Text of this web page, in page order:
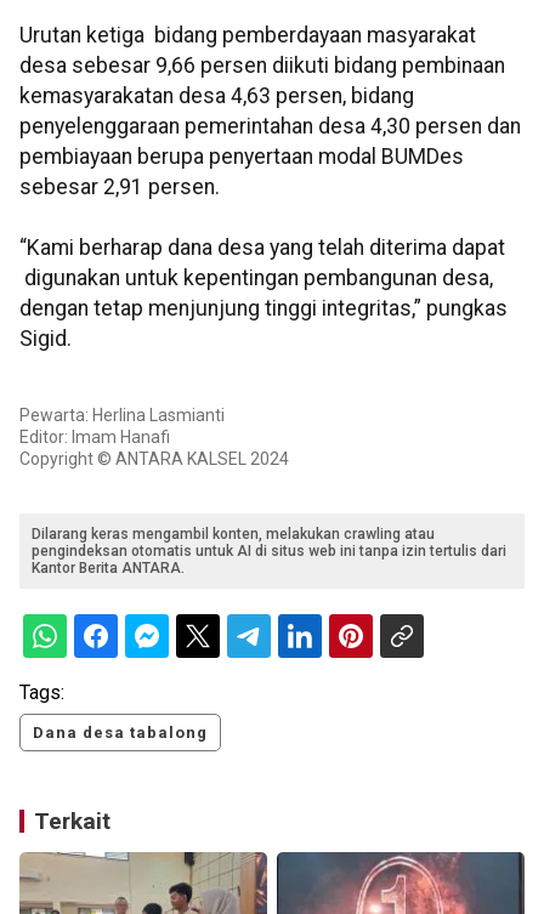
Urutan ketiga bidang pemberdayaan masyarakat
desa sebesar 9,66 persen diikuti bidang pembinaan
kemasyarakatan desa 4,63 persen, bidang
penyelenggaraan pemerintahan desa 4,30 persen dan
pembiayaan berupa penyertaan modal BUMDes
sebesar 2,91 persen.
“Kami berharap dana desa yang telah diterima dapat
digunakan untuk kepentingan pembangunan desa,
dengan tetap menjunjung tinggi integritas,” pungkas
Sigid.
Pewarta: Herlina Lasmianti
Editor: Imam Hanafi
Copyright © ANTARA KALSEL 2024
Dilarang keras mengambil konten, melakukan crawling atau
pengindeksan otomatis untuk AI di situs web ini tanpa izin tertulis dari
Kantor Berita ANTARA.
Tags:
Dana desa tabalong
Terkait